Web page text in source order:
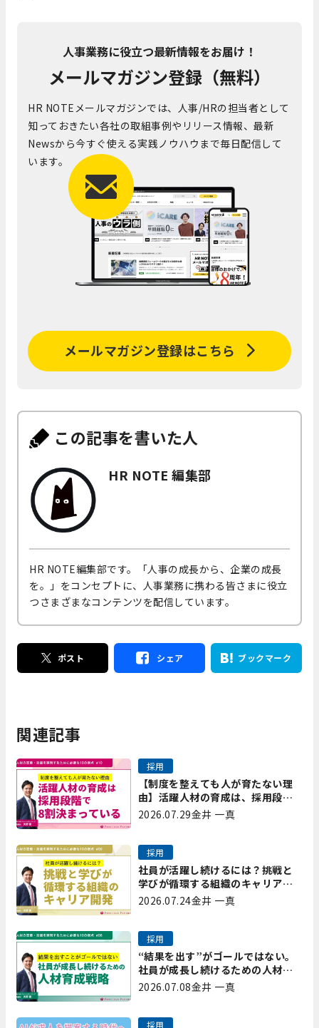
人事業務に役立つ最新情報をお届け！
メールマガジン登録（無料）
HR NOTEメールマガジンでは、人事/HRの担当者として
知っておきたい各社の取組事例やリリース情報、最新
Newsから今すぐ使える実践ノウハウまで毎日配信して
います。
メールマガジン登録はこちら
この記事を書いた人
HR NOTE 編集部
HR NOTE編集部です。「人事の成長から、企業の成長
を。」をコンセプトに、人事業務に携わる皆さまに役立
つさまざまなコンテンツを配信しています。
ポスト シェア ブックマーク
関連記事
【制度を整えても人が育たない理
由】活躍人材の育成は、採用段階
で8割決まっている｜プレシャスパ
ートナーズ矢野
採用
2026.07.29金井 一真
社員が活躍し続けるには？挑戦と
学びが循環する組織のキャリア開
発｜プレシャスパートナーズ矢野
採用
2026.07.24金井 一真
“結果を出す”がゴールではない。
社員が成長し続けるための人材育
成戦略｜プレシャスパートナーズ
採用
2026.07.08金井 一真
採用